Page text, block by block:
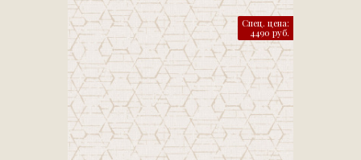
Спец. цена:
4490 руб.